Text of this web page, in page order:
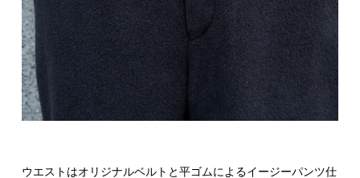
ウエストはオリジナルベルトと平ゴムによるイージーパンツ仕